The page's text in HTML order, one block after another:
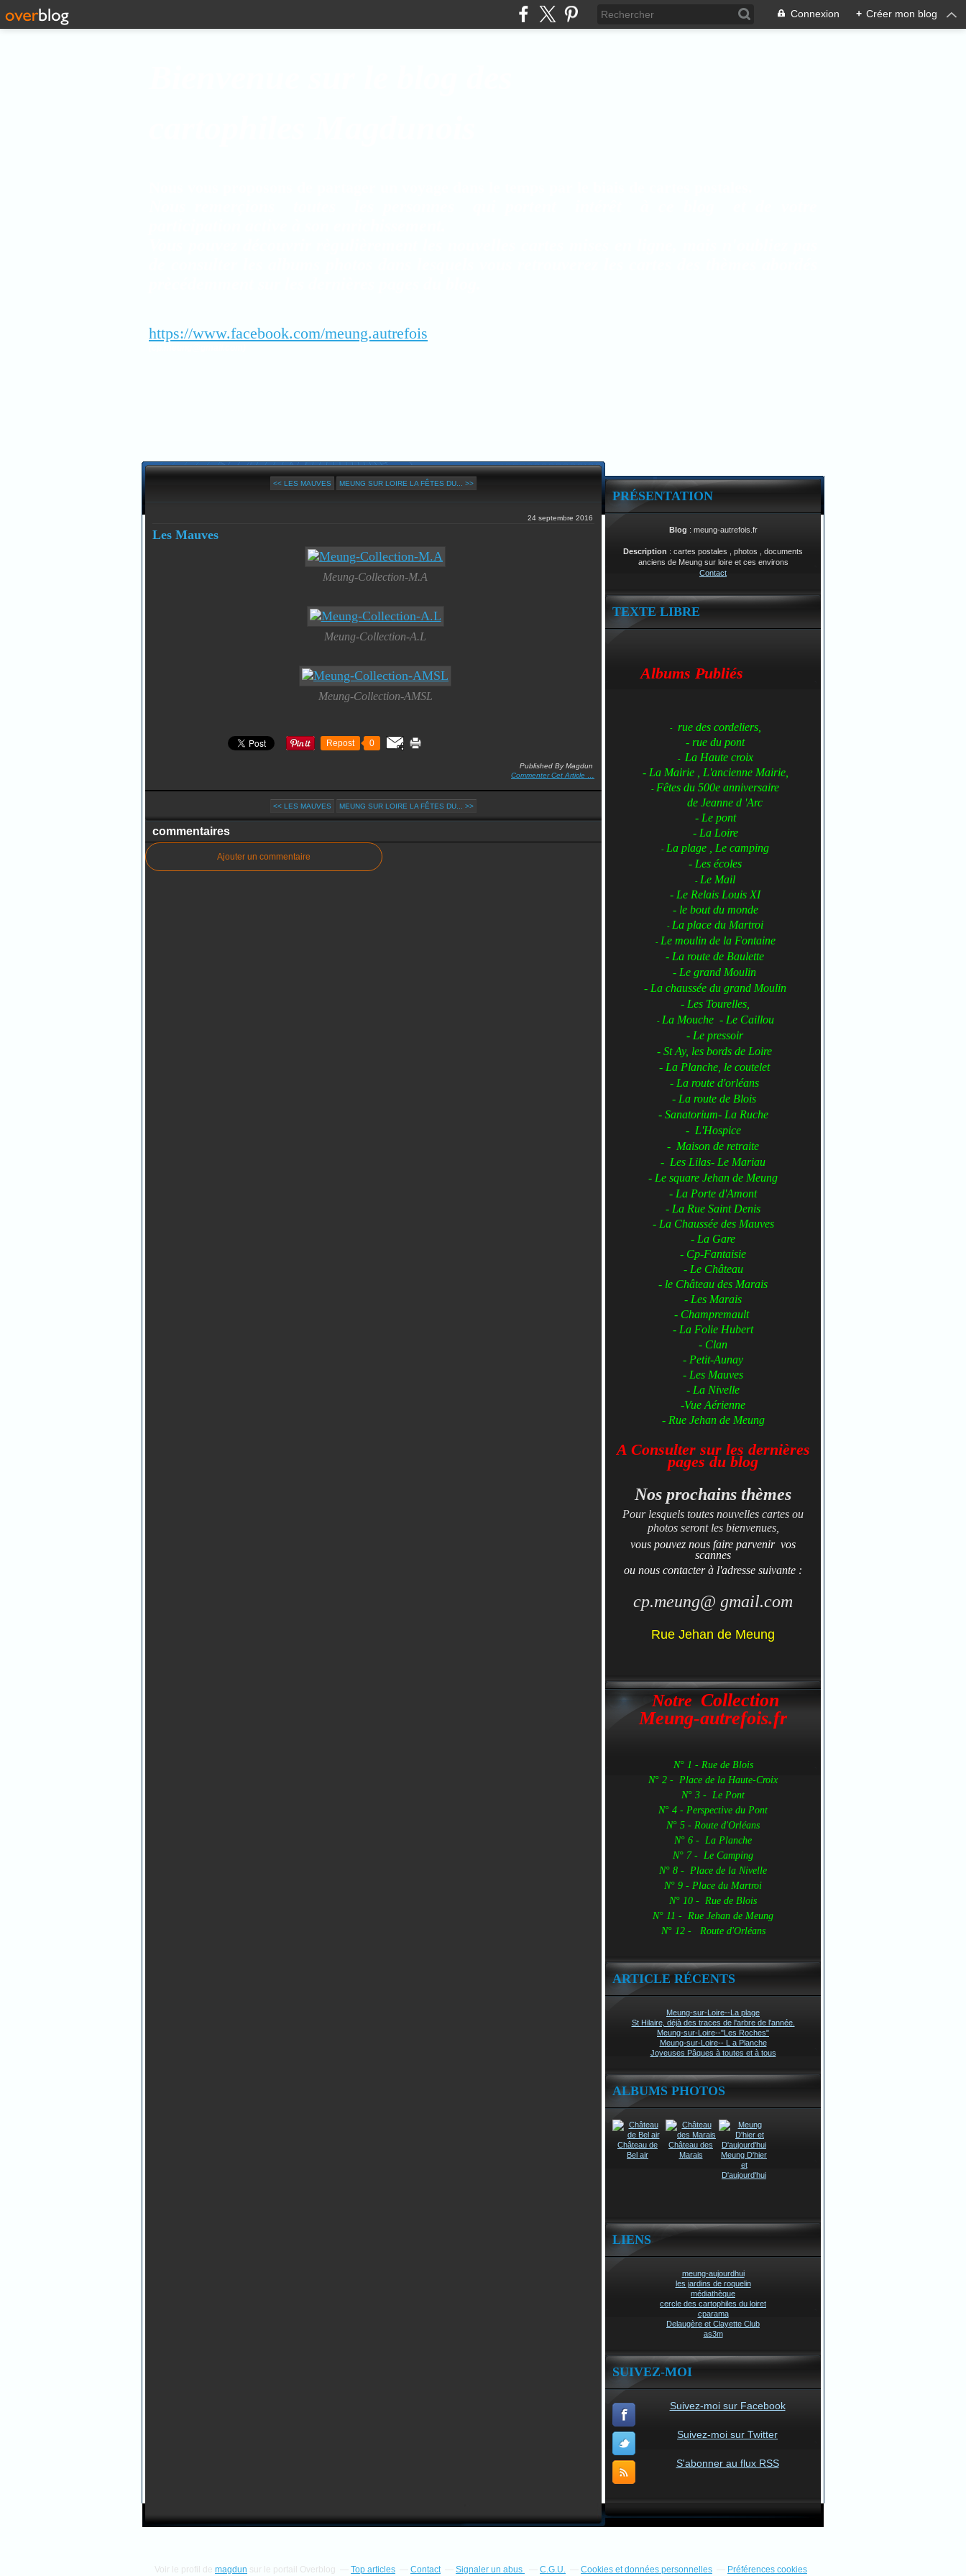
Connexion + Créer mon blog
https://www.facebook.com/meung.autrefois
<< LES MAUVES MEUNG SUR LOIRE LA FÊTES DU... >>
24 septembre 2016
Les Mauves
Meung-Collection-M.A
Meung-Collection-A.L
Meung-Collection-AMSL
Repost 0
Published By Magdun
Commenter Cet Article
<< LES MAUVES MEUNG SUR LOIRE LA FÊTES DU... >>
commentaires
Ajouter un commentaire
PRÉSENTATION
Blog : meung-autrefois.fr
Description : cartes postales , photos , documents
anciens de Meung sur loire et ces environs
Contact
TEXTE LIBRE
Albums Publiés
-
rue des cordeliers,
- rue du pont
- La Haute croix
- La Mairie , L'ancienne Mairie,
- Fêtes du 500e anniversaire
de Jeanne d 'Arc
- Le pont
- La Loire
- La plage , Le camping
- Les écoles
- Le Mail
- Le Relais Louis XI
- le bout du monde
- La place du Martroi
- Le moulin de la Fontaine
- La route de Baulette
- Le grand Moulin
- La chaussée du grand Moulin
- Les Tourelles,
- La Mouche - Le Caillou
- Le pressoir
- St Ay, les bords de Loire
- La Planche, le coutelet
- La route d'orléans
- La route de Blois
- Sanatorium- La Ruche
- L'Hospice
- Maison de retraite
- Les Lilas- Le Mariau
- Le square Jehan de Meung
- La Porte d'Amont
- La Rue Saint Denis
- La Chaussée des Mauves
- La Gare
- Cp-Fantaisie
- Le Château
- le Château des Marais
- Les Marais
- Champremault
- La Folie Hubert
- Clan
- Petit-Aunay
- ​​​​​Les Mauves
- La Nivelle
-Vue Aérienne
- Rue Jehan de Meung
A Consulter sur les dernières
pages du blog
Nos prochains thèmes
Pour lesquels toutes nouvelles cartes ou
photos seront les bienvenues,
vous pouvez nous faire parvenir vos
scannes
ou nous contacter à l'adresse suivante :
cp.meung@ gmail.com
Rue Jehan de Meung
Notre Collection
Meung-autrefois.fr
N° 1 - Rue de Blois
N° 2 - Place de la Haute-Croix
N° 3 - Le Pont
N° 4 - Perspective du Pont
N° 5 - Route d'Orléans
N° 6 - La Planche
N° 7 - Le Camping
N° 8 - Place de la Nivelle
N° 9 - Place du Martroi
N° 10 - Rue de Blois
N° 11 - Rue Jehan de Meung
N° 12 - Route d'Orléans
ARTICLE RÉCENTS
Meung-sur-Loire--La plage
St Hilaire, déjà des traces de l'arbre de l'année.
Meung-sur-Loire--"Les Roches"
Meung-sur-Loire-- L a Planche
Joyeuses Pâques à toutes et à tous
ALBUMS PHOTOS
Château de
Bel air
Château des
Marais
Meung D'hier
et
D'aujourd'hui
LIENS
meung-aujourdhui
les jardins de roquelin
médiathèque
cercle des cartophiles du loiret
cparama
Delaugère et Clayette Club
as3m
SUIVEZ-MOI
Suivez-moi sur Facebook
Suivez-moi sur Twitter
S'abonner au flux RSS
Voir le profil de magdun sur le portail Overblog Top articles Contact Signaler un abus C.G.U. Cookies et données personnelles Préférences cookies